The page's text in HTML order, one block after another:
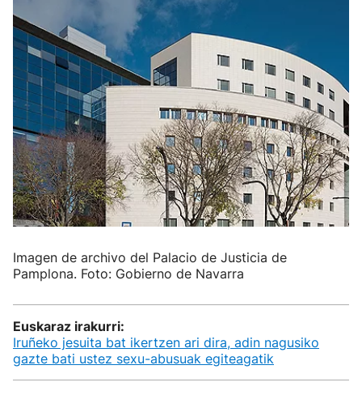
Imagen de archivo del Palacio de Justicia de
Pamplona. Foto: Gobierno de Navarra
Euskaraz irakurri:
Iruñeko jesuita bat ikertzen ari dira, adin nagusiko
gazte bati ustez sexu-abusuak egiteagatik